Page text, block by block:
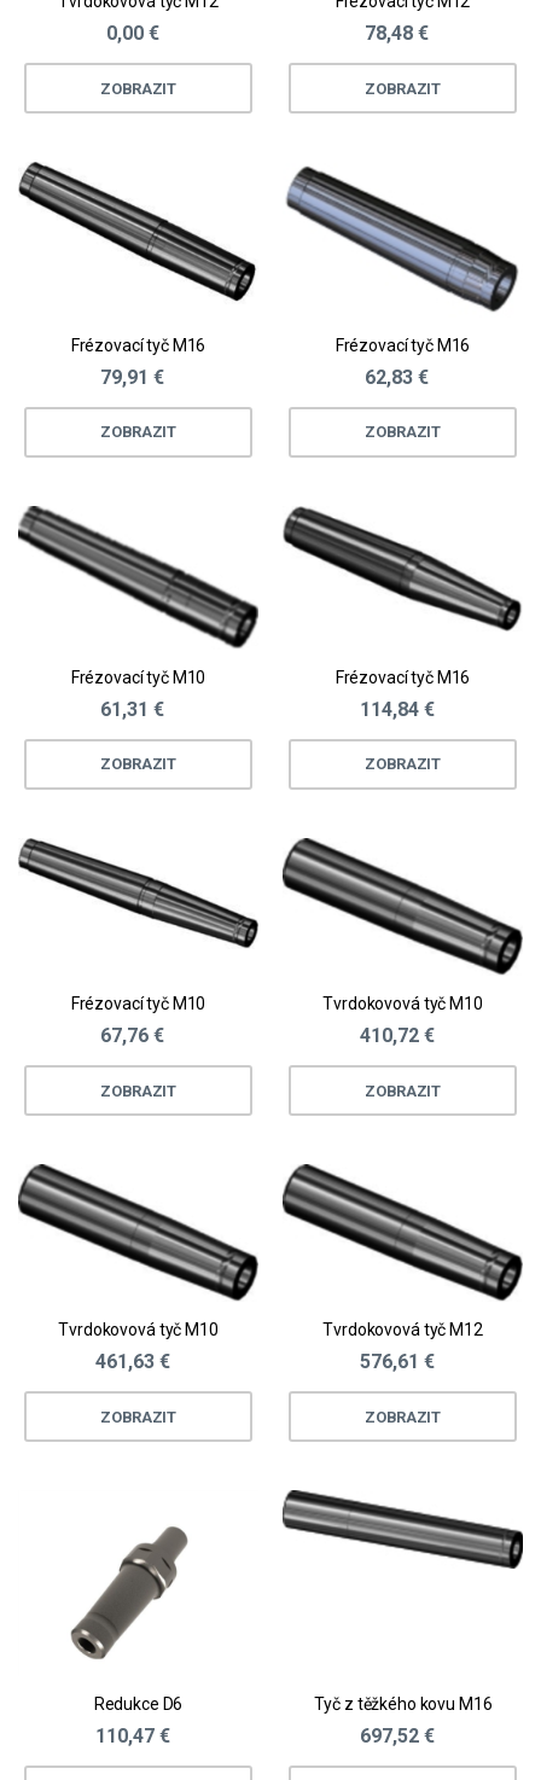
0,00 €
ZOBRAZIT
78,48 €
ZOBRAZIT
Frézovací tyč M16
79,91 €
ZOBRAZIT
Frézovací tyč M16
62,83 €
ZOBRAZIT
Frézovací tyč M10
61,31 €
ZOBRAZIT
Frézovací tyč M16
114,84 €
ZOBRAZIT
Frézovací tyč M10
67,76 €
ZOBRAZIT
Tvrdokovová tyč M10
410,72 €
ZOBRAZIT
Tvrdokovová tyč M10
461,63 €
ZOBRAZIT
Tvrdokovová tyč M12
576,61 €
ZOBRAZIT
Redukce D6
110,47 €
Tyč z těžkého kovu M16
697,52 €